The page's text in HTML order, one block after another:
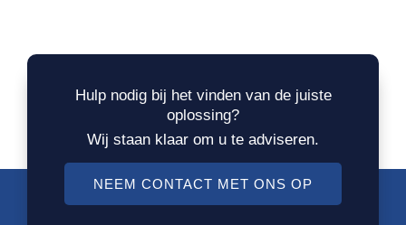
Hulp nodig bij het vinden van de juiste
oplossing?
Wij staan klaar om u te adviseren.
NEEM CONTACT MET ONS OP